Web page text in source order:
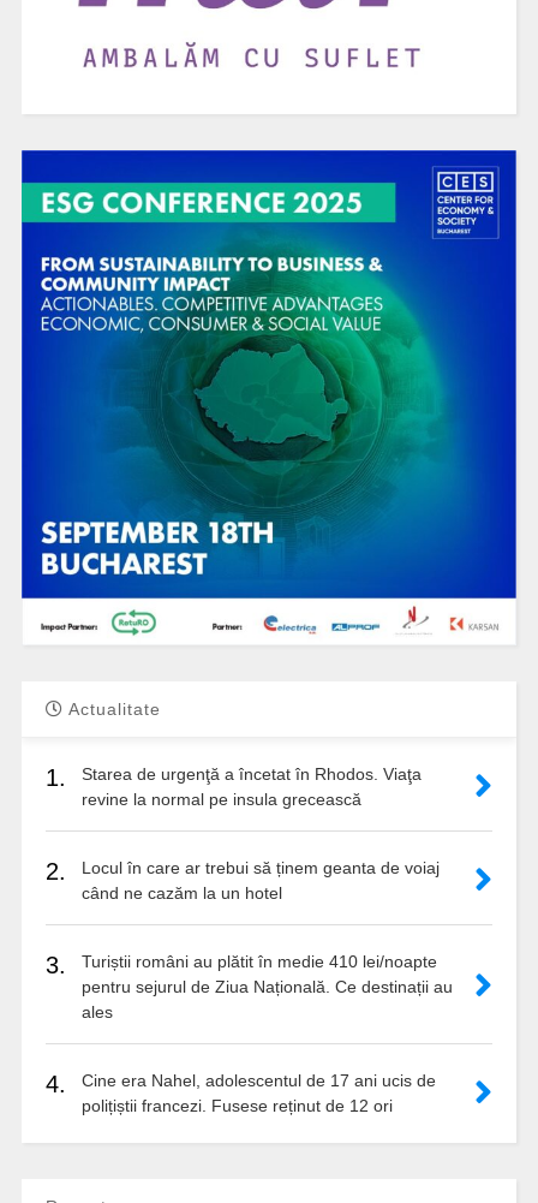
Actualitate
1.
Starea de urgenţă a încetat în Rhodos. Viaţa
revine la normal pe insula grecească
2.
Locul în care ar trebui să ținem geanta de voiaj
când ne cazăm la un hotel
3.
Turiștii români au plătit în medie 410 lei/noapte
pentru sejurul de Ziua Națională. Ce destinații au
ales
4.
Cine era Nahel, adolescentul de 17 ani ucis de
polițiștii francezi. Fusese reținut de 12 ori